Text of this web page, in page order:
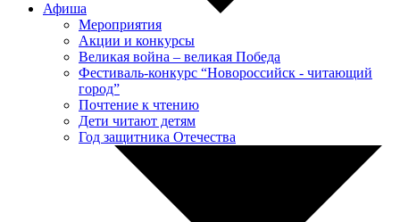
Афиша
Мероприятия
Акции и конкурсы
Великая война – великая Победа
Фестиваль-конкурс “Новороссийск - читающий
город”
Почтение к чтению
Дети читают детям
Год защитника Отечества